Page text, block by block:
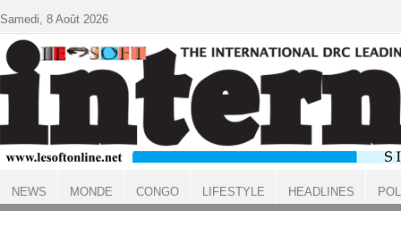
ACCUEIL
Samedi, 8 Août 2026
NEWS MONDE CONGO LIFESTYLE HEADLINES